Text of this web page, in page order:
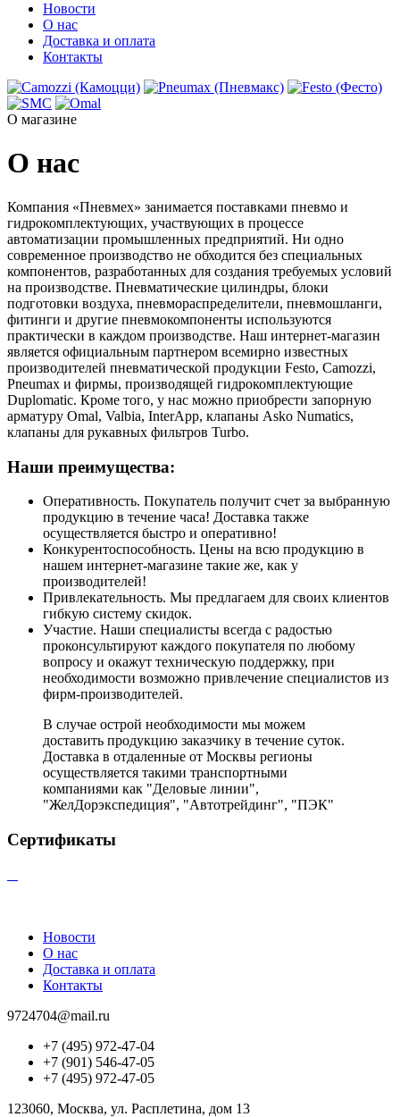
Новости
О нас
Доставка и оплата
Контакты
О магазине
О нас
Компания «Пневмех» занимается поставками пневмо и
гидрокомплектующих, участвующих в процессе
автоматизации промышленных предприятий. Ни одно
современное производство не обходится без специальных
компонентов, разработанных для создания требуемых условий
на производстве. Пневматические цилиндры, блоки
подготовки воздуха, пневмораспределители, пневмошланги,
фитинги и другие пневмокомпоненты используются
практически в каждом производстве. Наш интернет-магазин
является официальным партнером всемирно известных
производителей пневматической продукции Festo, Camozzi,
Pneumax и фирмы, производящей гидрокомплектующие
Duplomatic. Кроме того, у нас можно приобрести запорную
арматуру Omal, Valbia, InterApp, клапаны Asko Numatics,
клапаны для рукавных фильтров Turbo.
Наши преимущества:
Оперативность. Покупатель получит счет за выбранную
продукцию в течение часа! Доставка также
осуществляется быстро и оперативно!
Конкурентоспособность. Цены на всю продукцию в
нашем интернет-магазине такие же, как у
производителей!
Привлекательность. Мы предлагаем для своих клиентов
гибкую систему скидок.
Участие. Наши специалисты всегда с радостью
проконсультируют каждого покупателя по любому
вопросу и окажут техническую поддержку, при
необходимости возможно привлечение специалистов из
фирм-производителей.
В случае острой необходимости мы можем
доставить продукцию заказчику в течение суток.
Доставка в отдаленные от Москвы регионы
осуществляется такими транспортными
компаниями как "Деловые линии",
"ЖелДорэкспедиция", "Автотрейдинг", "ПЭК"
Сертификаты
Новости
О нас
Доставка и оплата
Контакты
9724704@mail.ru
+7 (495) 972-47-04
+7 (901) 546-47-05
+7 (495) 972-47-05
123060, Москва, ул. Расплетина, дом 13